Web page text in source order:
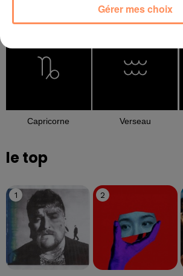
Capricorne Verseau
le top
1 2
Gérer mes choix